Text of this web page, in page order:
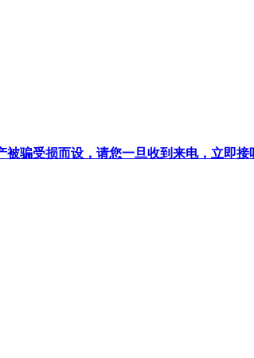
骗受损而设，请您一旦收到来电，立即接